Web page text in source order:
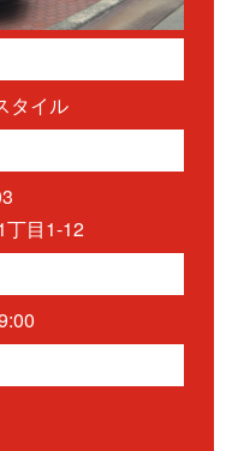
タイル
丁目1-12